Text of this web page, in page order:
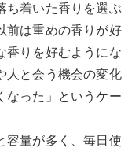
ち着いた香りを選ぶ
前は重めの香りが好
香りを好むようにな
人と会う機会の変化
なった」というケー
容量が多く、毎日使